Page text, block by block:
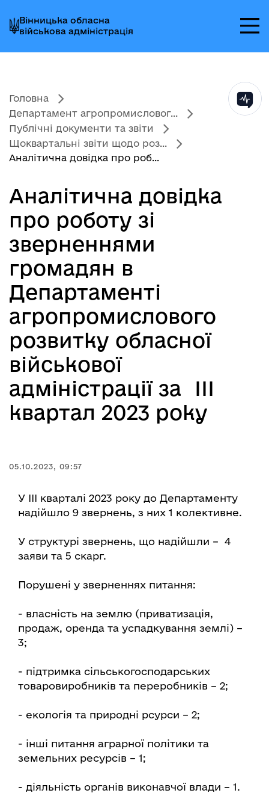
до
головного
меню
до
головного
вмісту
до
головного
колонтитула
Вінницька обласна
військова адміністрація
Головна
Департамент агропромисловог...
Публічні документи та звіти
Щоквартальні звіти щодо роз...
Аналітична довідка про роб...
Аналітична довідка
про роботу зі
зверненнями
громадян в
Департаменті
агропромислового
розвитку обласної
військової
адміністрації за ІІІ
квартал 2023 року
05.10.2023, 09:57
У ІІІ кварталі 2023 року до Департаменту
надійшло 9 звернень, з них 1 колективне.
У структурі звернень, що надійшли – 4
заяви та 5 скарг.
Порушені у зверненнях питання:
- власність на землю (приватизація,
продаж, оренда та успадкування землі) –
3;
- підтримка сільськогосподарських
товаровиробників та переробників – 2;
- екологія та природні рсурси – 2;
- інші питання аграрної політики та
земельних ресурсів – 1;
- діяльність органів виконавчої влади – 1.